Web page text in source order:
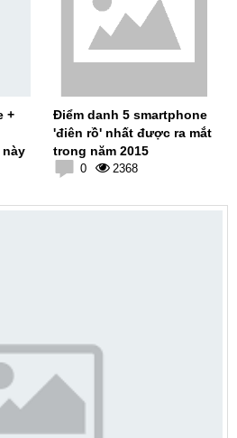
+
Điểm danh 5 smartphone
'điên rồ' nhất được ra mắt
trong năm 2015
0 2368